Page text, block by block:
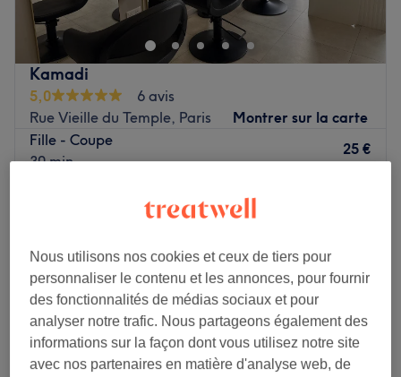
Kamadi
5,0
6 avis
Rue Vieille du Temple, Paris
Montrer sur la carte
Fille - Coupe
30 min
25 €
Mardi
10:00–19:00
Mercredi
10:00–19:00
Jeudi
10:00–19:00
Vendredi
10:00–19:00
Samedi
10:00–19:00
Dimanche
Fermé
Nous utilisons nos cookies et ceux de tiers pour
personnaliser le contenu et les annonces, pour fournir
des fonctionnalités de médias sociaux et pour
analyser notre trafic. Nous partageons également des
informations sur la façon dont vous utilisez notre site
avec nos partenaires en matière d'analyse web, de